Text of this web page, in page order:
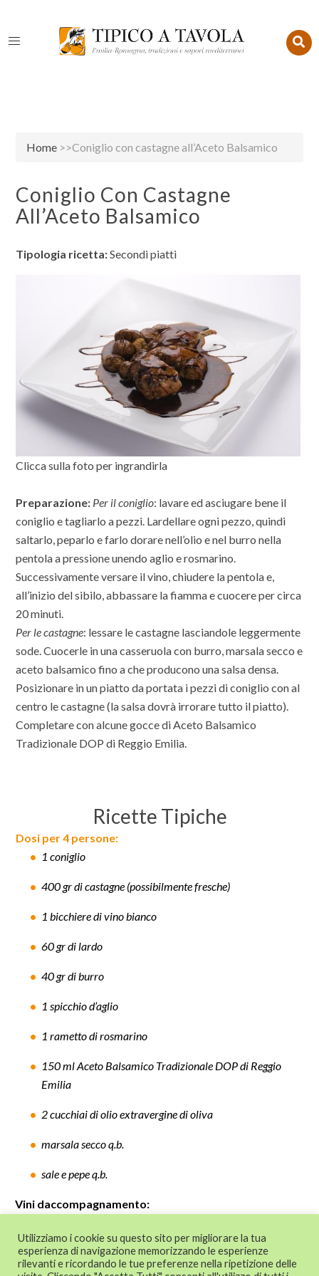
Home >>Coniglio con castagne all’Aceto Balsamico
Clicca sulla foto per ingrandirla
Coniglio Con Castagne
All’Aceto Balsamico
Tipologia ricetta:Secondi piatti
Preparazione: Per il coniglio: lavare ed asciugare bene il
coniglio e tagliarlo a pezzi. Lardellare ogni pezzo, quindi
saltarlo, peparlo e farlo dorare nell’olio e nel burro nella
pentola a pressione unendo aglio e rosmarino.
Successivamente versare il vino, chiudere la pentola e,
all’inizio del sibilo, abbassare la fiamma e cuocere per circa
20 minuti.
Per le castagne: lessare le castagne lasciandole leggermente
sode. Cuocerle in una casseruola con burro, marsala secco e
aceto balsamico fino a che producono una salsa densa.
Posizionare in un piatto da portata i pezzi di coniglio con al
centro le castagne (la salsa dovrà irrorare tutto il piatto).
Completare con alcune gocce di Aceto Balsamico
Tradizionale DOP di Reggio Emilia.
Ricette Tipiche
Dosi per 4 persone:
1 coniglio
400 gr di castagne (possibilmente fresche)
1 bicchiere di vino bianco
60 gr di lardo
40 gr di burro
1 spicchio d’aglio
1 rametto di rosmarino
150 ml Aceto Balsamico Tradizionale DOP di Reggio
Emilia
2 cucchiai di olio extravergine di oliva
marsala secco q.b.
sale e pepe q.b.
Vini daccompagnamento:
© 2024 CAT - Centro di Assistenza Tecnica
Utilizziamo i cookie su questo sito per migliorare la tua
esperienza di navigazione memorizzando le esperienze
rilevanti e ricordando le tue preferenze nella ripetizione delle